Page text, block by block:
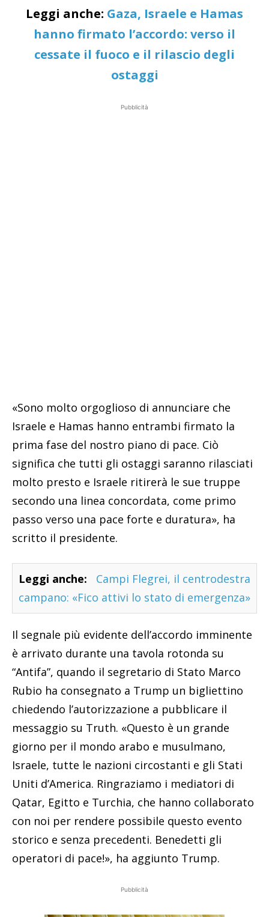
Leggi anche: Gaza, Israele e Hamas
hanno firmato l’accordo: verso il
cessate il fuoco e il rilascio degli
ostaggi
Pubblicità
«Sono molto orgoglioso di annunciare che
Israele e Hamas hanno entrambi firmato la
prima fase del nostro piano di pace. Ciò
significa che tutti gli ostaggi saranno rilasciati
molto presto e Israele ritirerà le sue truppe
secondo una linea concordata, come primo
passo verso una pace forte e duratura», ha
scritto il presidente.
Leggi anche:
Campi Flegrei, il centrodestra
campano: «Fico attivi lo stato di emergenza»
Il segnale più evidente dell’accordo imminente
è arrivato durante una tavola rotonda su
“Antifa”, quando il segretario di Stato Marco
Rubio ha consegnato a Trump un bigliettino
chiedendo l’autorizzazione a pubblicare il
messaggio su Truth. «Questo è un grande
giorno per il mondo arabo e musulmano,
Israele, tutte le nazioni circostanti e gli Stati
Uniti d’America. Ringraziamo i mediatori di
Qatar, Egitto e Turchia, che hanno collaborato
con noi per rendere possibile questo evento
storico e senza precedenti. Benedetti gli
operatori di pace!», ha aggiunto Trump.
Pubblicità